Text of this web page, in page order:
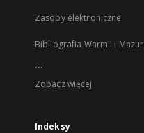
Zasoby elektroniczne
Bibliografia Warmii i Mazur
...
Zobacz więcej
Indeksy